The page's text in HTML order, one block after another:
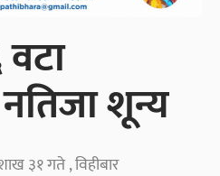
शून्य
३१ गते , विहीबार